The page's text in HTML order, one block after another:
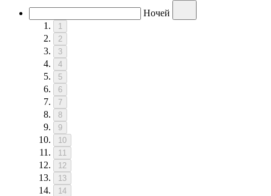
Ночей
1
2
3
4
5
6
7
8
9
10
11
12
13
14